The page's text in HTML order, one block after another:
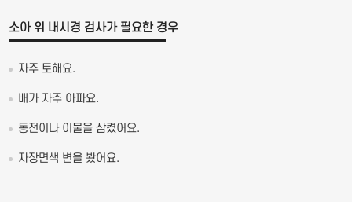
소아 위 내시경 검사가 필요한 경우
자주 토해요.
배가 자주 아파요.
동전이나 이물을 삼켰어요.
자장면색 변을 봤어요.